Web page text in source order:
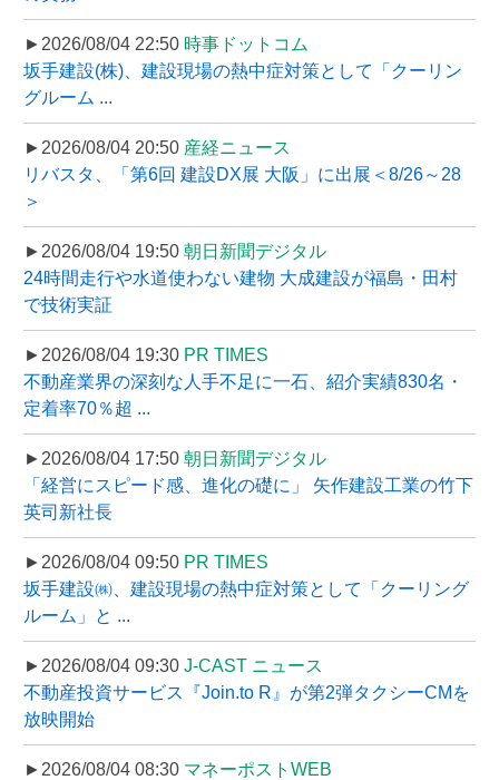
►2026/08/04 22:50 時事ドットコム
坂手建設(株)、建設現場の熱中症対策として「クーリン
グルーム ...
►2026/08/04 20:50 産経ニュース
リバスタ、「第6回 建設DX展 大阪」に出展＜8/26～28
＞
►2026/08/04 19:50 朝日新聞デジタル
24時間走行や水道使わない建物 大成建設が福島・田村
で技術実証
►2026/08/04 19:30 PR TIMES
不動産業界の深刻な人手不足に一石、紹介実績830名・
定着率70％超 ...
►2026/08/04 17:50 朝日新聞デジタル
「経営にスピード感、進化の礎に」 矢作建設工業の竹下
英司新社長
►2026/08/04 09:50 PR TIMES
坂手建設㈱、建設現場の熱中症対策として「クーリング
ルーム」と ...
►2026/08/04 09:30 J-CAST ニュース
不動産投資サービス『Join.to R』が第2弾タクシーCMを
放映開始
►2026/08/04 08:30 マネーポストWEB